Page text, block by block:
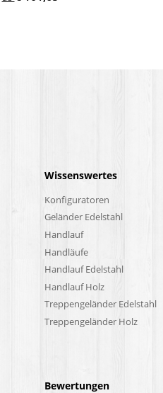
Wissenswertes
Konfiguratoren
Geländer Edelstahl
Handlauf
Handläufe
Handlauf Edelstahl
Handlauf Holz
Treppengeländer Edelstahl
Treppengeländer Holz
Bewertungen